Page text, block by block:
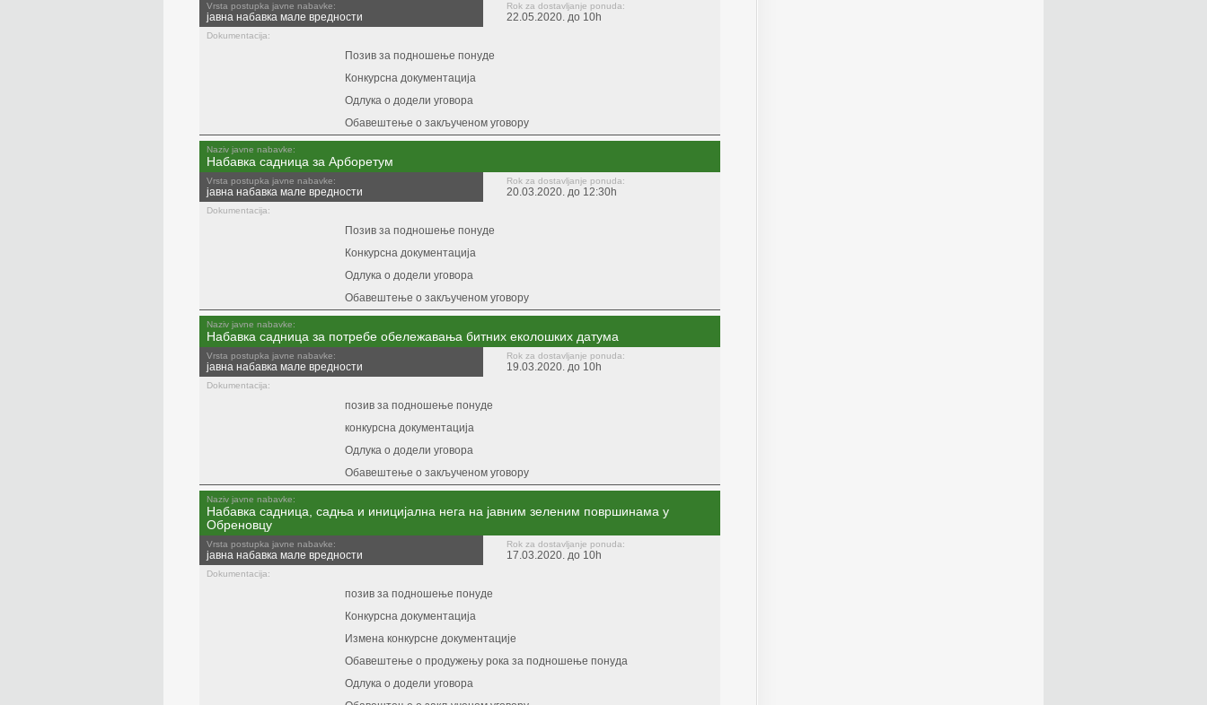
Vrsta postupka javne nabavke:
јавна набавка мале вредности
Rok za dostavljanje ponuda:
22.05.2020. до 10h
Dokumentacija:
Позив за подношење понуде
Конкурсна документација
Одлука о додели уговора
Обавештење о закљученом уговору
Naziv javne nabavke:
Набавка садница за Арборетум
Vrsta postupka javne nabavke:
јавна набавка мале вредности
Rok za dostavljanje ponuda:
20.03.2020. до 12:30h
Dokumentacija:
Позив за подношење понуде
Конкурсна документација
Одлука о додели уговора
Обавештење о закљученом уговору
Naziv javne nabavke:
Набавка садница за потребе обележавања битних еколошких датума
Vrsta postupka javne nabavke:
јавна набавка мале вредности
Rok za dostavljanje ponuda:
19.03.2020. до 10h
Dokumentacija:
позив за подношење понуде
конкурсна документација
Одлука о додели уговора
Обавештење о закљученом уговору
Naziv javne nabavke:
Набавка садница, садња и иницијална нега на јавним зеленим површинама у
Обреновцу
Vrsta postupka javne nabavke:
јавна набавка мале вредности
Rok za dostavljanje ponuda:
17.03.2020. до 10h
Dokumentacija:
позив за подношење понуде
Конкурсна документација
Измена конкурсне документације
Обавештење о продужењу рока за подношење понуда
Одлука о додели уговора